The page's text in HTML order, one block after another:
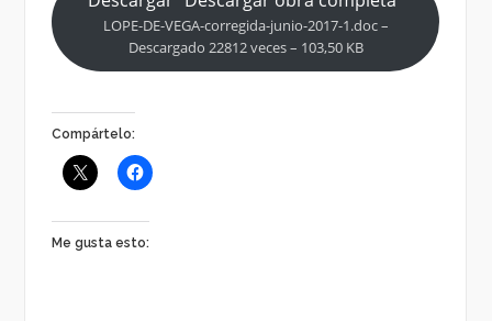
LOPE-DE-VEGA-corregida-junio-2017-1.doc –
Descargado 22812 veces – 103,50 KB
Compártelo:
Me gusta esto: